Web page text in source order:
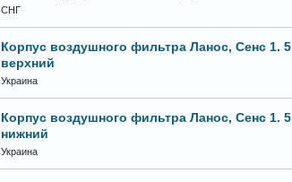
СНГ
Корпус воздушного фильтра Ланос, Сенс 1. 5
верхний
Украина
Корпус воздушного фильтра Ланос, Сенс 1. 5
нижний
Украина